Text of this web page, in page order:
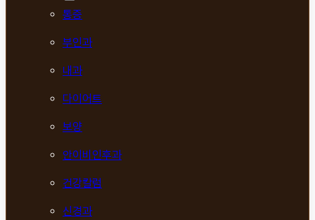
통증
부인과
내과
다이어트
보양
안이비인후과
건강칼럼
신경과